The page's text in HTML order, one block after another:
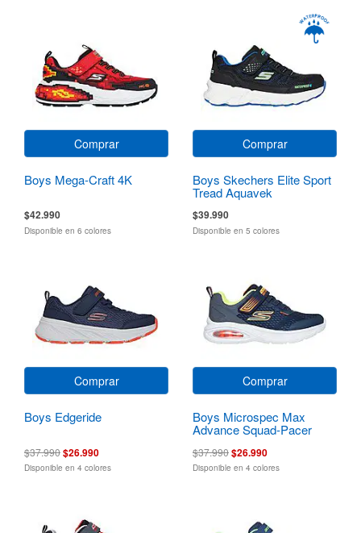
Comprar
Boys Mega-Craft 4K
$42.990
Disponible en 6 colores
Comprar
Boys Skechers Elite Sport
Tread Aquavek
$39.990
Disponible en 5 colores
Comprar
Boys Edgeride
$37.990$26.990
Disponible en 4 colores
Comprar
Boys Microspec Max
Advance Squad-Pacer
$37.990$26.990
Disponible en 4 colores